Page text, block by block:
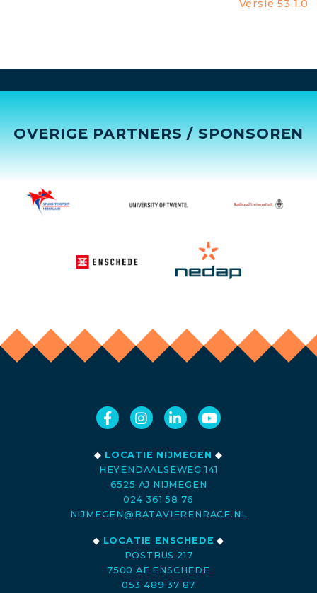
Versie 53.1.0
OVERIGE PARTNERS / SPONSOREN
◆ LOCATIE NIJMEGEN ◆
HEYENDAALSEWEG 141
6525 AJ NIJMEGEN
024 361 58 76
NIJMEGEN@BATAVIERENRACE.NL
◆ LOCATIE ENSCHEDE ◆
POSTBUS 217
7500 AE ENSCHEDE
053 489 37 87